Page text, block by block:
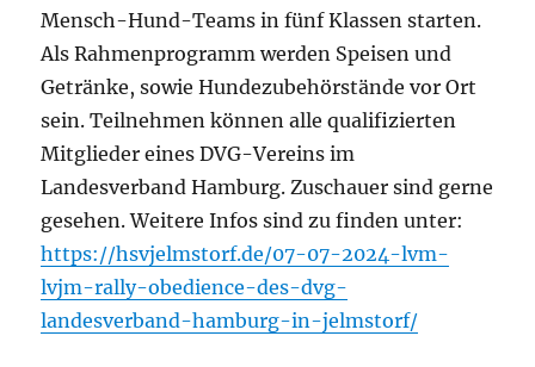
Mensch-Hund-Teams in fünf Klassen starten.
Als Rahmenprogramm werden Speisen und
Getränke, sowie Hundezubehörstände vor Ort
sein. Teilnehmen können alle qualifizierten
Mitglieder eines DVG-Vereins im
Landesverband Hamburg. Zuschauer sind gerne
gesehen. Weitere Infos sind zu finden unter:
https://hsvjelmstorf.de/07-07-2024-lvm-
lvjm-rally-obedience-des-dvg-
landesverband-hamburg-in-jelmstorf/